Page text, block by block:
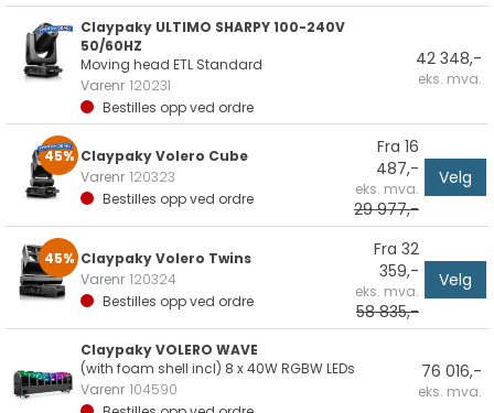
Claypaky ULTIMO SHARPY 100-240V
50/60HZ
Moving head ETL Standard
Varenr 120231
Bestilles opp ved ordre
42 348,-
eks. mva.
45% Claypaky Volero Cube
Varenr 120323
Bestilles opp ved ordre
Fra 16
487,-
eks. mva.
29 977,-
Velg
45% Claypaky Volero Twins
Varenr 120324
Bestilles opp ved ordre
Fra 32
359,-
eks. mva.
58 835,-
Velg
Claypaky VOLERO WAVE
(with foam shell incl) 8 x 40W RGBW LEDs
Varenr 104590
76 016,-
eks. mva.